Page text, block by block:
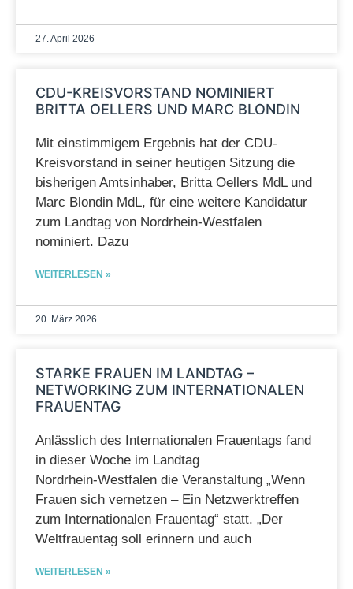
27. April 2026
CDU-KREISVORSTAND NOMINIERT
BRITTA OELLERS UND MARC BLONDIN
Mit einstimmigem Ergebnis hat der CDU-
Kreisvorstand in seiner heutigen Sitzung die
bisherigen Amtsinhaber, Britta Oellers MdL und
Marc Blondin MdL, für eine weitere Kandidatur
zum Landtag von Nordrhein-Westfalen
nominiert. Dazu
WEITERLESEN »
20. März 2026
STARKE FRAUEN IM LANDTAG –
NETWORKING ZUM INTERNATIONALEN
FRAUENTAG
Anlässlich des Internationalen Frauentags fand
in dieser Woche im Landtag
Nordrhein‑Westfalen die Veranstaltung „Wenn
Frauen sich vernetzen – Ein Netzwerktreffen
zum Internationalen Frauentag“ statt. „Der
Weltfrauentag soll erinnern und auch
WEITERLESEN »